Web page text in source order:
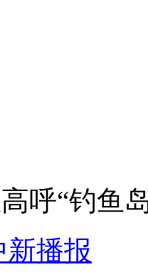
含黄岩岛
“钓鱼岛
新播报